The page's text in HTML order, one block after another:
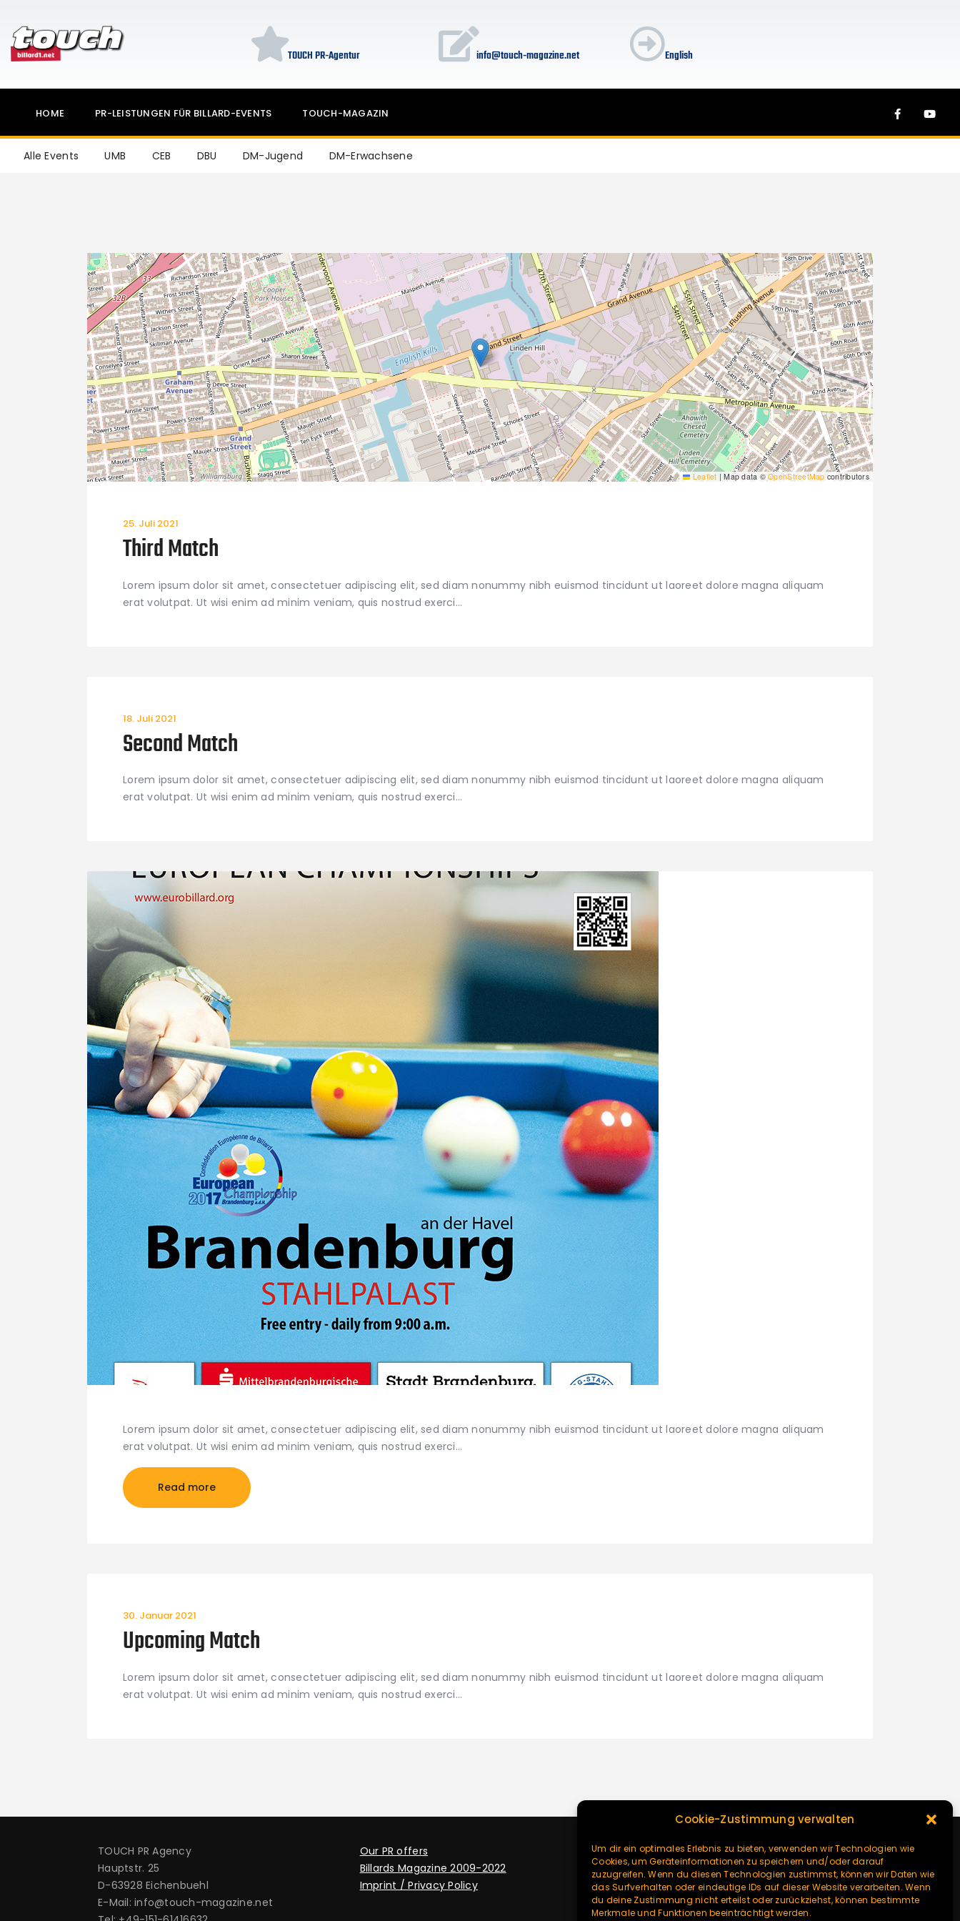
Cookie-Zustimmung verwalten
Um dir ein optimales Erlebnis zu bieten, verwenden wir Technologien wie
Cookies, um Geräteinformationen zu speichern und/oder darauf
zuzugreifen. Wenn du diesen Technologien zustimmst, können wir Daten wie
das Surfverhalten oder eindeutige IDs auf dieser Website verarbeiten. Wenn
du deine Zustimmung nicht erteilst oder zurückziehst, können bestimmte
Merkmale und Funktionen beeinträchtigt werden.
TOUCH PR-Agentur info@touch-magazine.net English
HOME PR-LEISTUNGEN FÜR BILLARD-EVENTS TOUCH-MAGAZIN
Alle Events UMB CEB DBU DM-Jugend DM-Erwachsene
PR-Leistungen für Billard-Events
Touch-Magazin
Leaflet | Map data ©OpenStreetMap contributors
25. Juli 2021
Third Match
Lorem ipsum dolor sit amet, consectetuer adipiscing elit, sed diam nonummy nibh euismod tincidunt ut laoreet dolore magna aliquam
erat volutpat. Ut wisi enim ad minim veniam, quis nostrud exerci…
18. Juli 2021
Second Match
Lorem ipsum dolor sit amet, consectetuer adipiscing elit, sed diam nonummy nibh euismod tincidunt ut laoreet dolore magna aliquam
erat volutpat. Ut wisi enim ad minim veniam, quis nostrud exerci…
Lorem ipsum dolor sit amet, consectetuer adipiscing elit, sed diam nonummy nibh euismod tincidunt ut laoreet dolore magna aliquam
erat volutpat. Ut wisi enim ad minim veniam, quis nostrud exerci…
Read more
30. Januar 2021
Upcoming Match
Lorem ipsum dolor sit amet, consectetuer adipiscing elit, sed diam nonummy nibh euismod tincidunt ut laoreet dolore magna aliquam
erat volutpat. Ut wisi enim ad minim veniam, quis nostrud exerci…
TOUCH PR Agency
Hauptstr. 25
D-63928 Eichenbuehl
E-Mail: info@touch-magazine.net
Our PR offers
Billards Magazine 2009-2022
Imprint / Privacy Policy